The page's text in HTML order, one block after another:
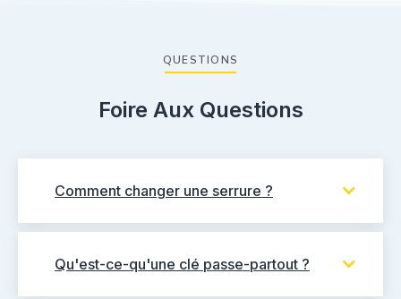
QUESTIONS
Foire Aux Questions
Comment changer une serrure ?
Qu'est-ce-qu'une clé passe-partout ?